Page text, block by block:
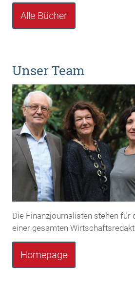
Alle Bücher
Unser Team
Die Finanzjournalisten stehen für
einer gesamten
Homepage